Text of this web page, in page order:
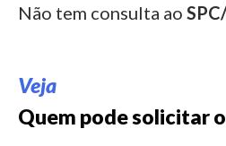
Não tem consulta ao
Veja
Quem pode solicitar